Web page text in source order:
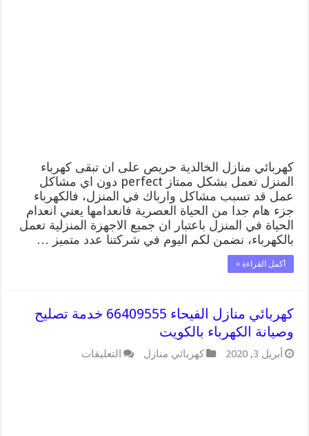
كهربائي منازل الخالدية حريص على ان تبقى كهرباء
المنزل تعمل بشكل ممتاز perfect دون اي مشاكل
عمل قد تسبب مشاكل وارباك في المنزل، فالكهرباء
جزء هام جدا من الحياة العصرية فانعدامها يعني انعدام
الحياة في المنزل باعتبار ان جميع الاجهزة المنزلية تعمل
بالكهرباء، نضمن لكم اليوم في شركتنا عدد متميز …
أكمل القراءة »
كهربائي منازل الفيحاء 66409555 خدمة تصليح
وصيانة الكهرباء بالكويت
أبريل 3, 2020 كهربائي منازل التعليقات